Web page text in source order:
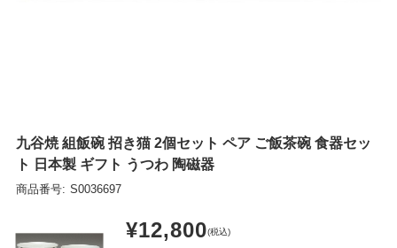
九谷焼 組飯碗 招き猫 2個セット ペア ご飯茶碗 食器セッ
ト 日本製 ギフト うつわ 陶磁器
商品番号: S0036697
¥12,800(税込)